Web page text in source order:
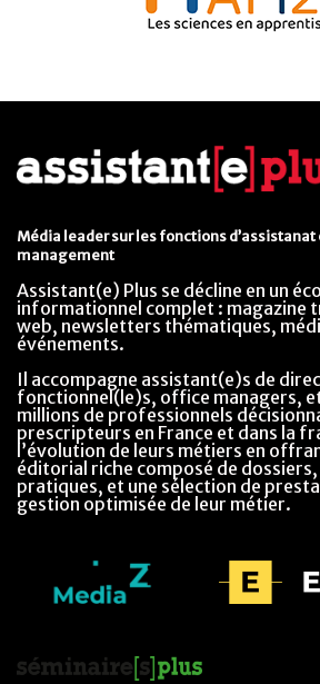
Média leader sur les fonctions d’assistanat
management
Assistant(e) Plus se décline en un
informationnel complet : magazine
web, newsletters thématiques,
événements.
Il accompagne assistant(e)s de
fonctionnel(le)s, office managers,
millions de professionnels
prescripteurs en France et dans la
l’évolution de leurs métiers en
éditorial riche composé de
pratiques, et une sélection de
gestion optimisée de leur métier.